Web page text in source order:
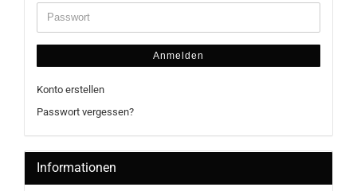
Anmelden
Konto erstellen
Passwort vergessen?
Informationen